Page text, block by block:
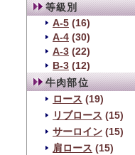
等級別
A-5 (16)
A-4 (30)
A-3 (22)
B-3 (12)
牛肉部位
ロース (19)
リブロース (15)
サーロイン (15)
肩ロース (15)